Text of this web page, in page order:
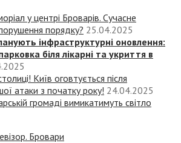
у центрі Броварів. Сучасне
порядку? 25.04.2025
інфраструктурні оновлення:
біля лікарні та укриття в
Київ оговтується після
атаки з початку року! 24.04.2025
громаді вимикатимуть світло
Бровари